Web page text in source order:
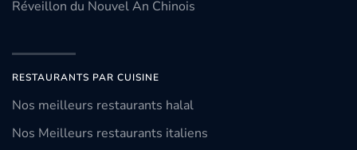
Réveillon du Nouvel An Chinois
RESTAURANTS PAR CUISINE
Nos meilleurs restaurants halal
Nos Meilleurs restaurants italiens